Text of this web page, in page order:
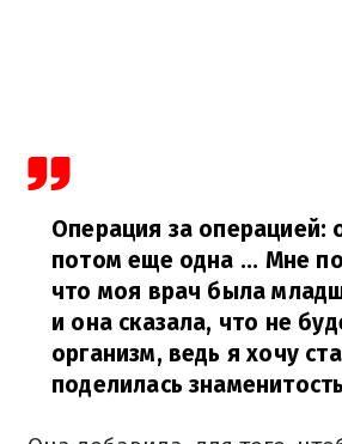
Операция за операцией:
потом еще одна ... Мне
что моя врач была
и она сказала, что не
организм, ведь я хочу
поделилась